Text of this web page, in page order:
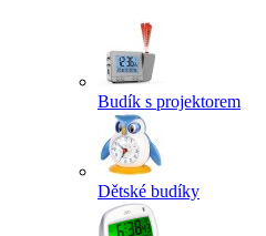
Budík s projektorem
Dětské budíky